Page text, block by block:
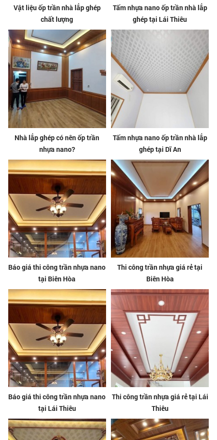
Vật liệu ốp trần nhà lắp ghép
chất lượng
Tấm nhựa nano ốp trần nhà lắp
ghép tại Lái Thiêu
Nhà lắp ghép có nên ốp trần
nhựa nano?
Tấm nhựa nano ốp trần nhà lắp
ghép tại Dĩ An
Báo giá thi công trần nhựa nano
tại Biên Hòa
Thi công trần nhựa giá rẻ tại
Biên Hòa
Báo giá thi công trần nhựa nano
tại Lái Thiêu
Thi công trần nhựa giá rẻ tại Lái
Thiêu